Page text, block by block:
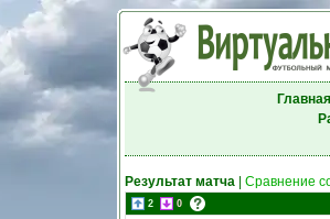
Главная
Результат матча Сравнение
2 0